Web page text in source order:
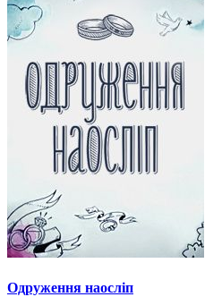
Одруження наосліп